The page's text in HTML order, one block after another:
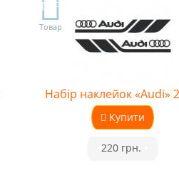
TOP
Товар
Набір наклейок «Audi»
Купити
220 грн.